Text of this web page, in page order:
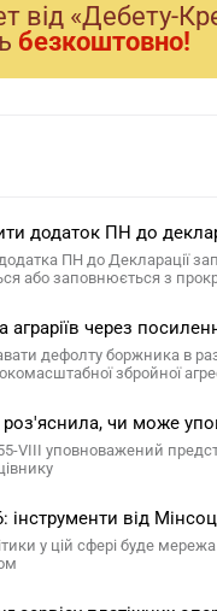
вiд «Дебету-
безкоштовно!
додаток ПН до
ПН до Декларації
або заповнюється з
аграріїв через
дефолту боржника в
збройної
чи може
VIII уповноважений
інструменти від
у цій сфері буде мережа